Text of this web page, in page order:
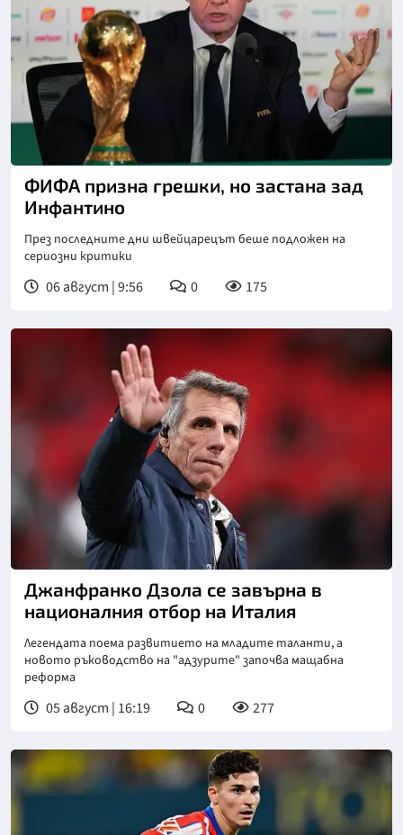
Снимка: Асошиейтед прес
ФИФА призна грешки, но застана зад
Инфантино
През последните дни швейцарецът беше подложен на
сериозни критики
06 август | 9:56 0 175
Снимка: goggle
Джанфранко Дзола се завърна в
националния отбор на Италия
Легендата поема развитието на младите таланти, а
новото ръководство на "адзурите" започва мащабна
реформа
05 август | 16:19 0 277